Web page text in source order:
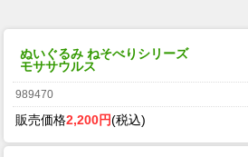
ぬいぐるみ ねそべりシリーズ
モササウルス
989470
販売価格2,200円(税込)